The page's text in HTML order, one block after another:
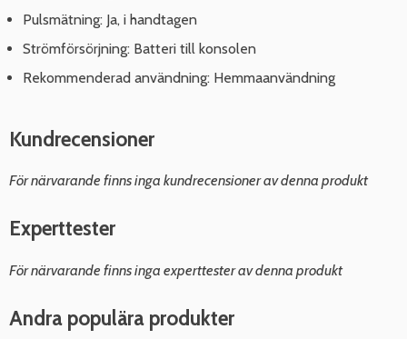
Pulsmätning: Ja, i handtagen
Strömförsörjning: Batteri till konsolen
Rekommenderad användning: Hemmaanvändning
Kundrecensioner
För närvarande finns inga kundrecensioner av denna produkt
Experttester
För närvarande finns inga experttester av denna produkt
Andra populära produkter